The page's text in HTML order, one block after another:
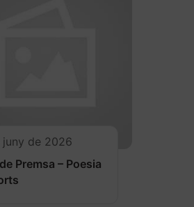
juny de 2026
Premsa – Poesia